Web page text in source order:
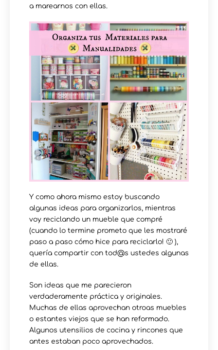
a marearnos con ellas.
Y como ahora mismo estoy buscando
algunas ideas para organizarlos, mientras
voy reciclando un mueble que compré
(cuando lo termine prometo que les mostraré
paso a paso cómo hice para reciclarlo! 🙂 ),
quería compartir con tod@s ustedes algunas
de ellas.
Son ideas que me parecieron
verdaderamente práctica y originales.
Muchas de ellas aprovechan otroas muebles
o estantes viejos que se han reformado.
Algunos utensilios de cocina y rincones que
antes estaban poco aprovechados.